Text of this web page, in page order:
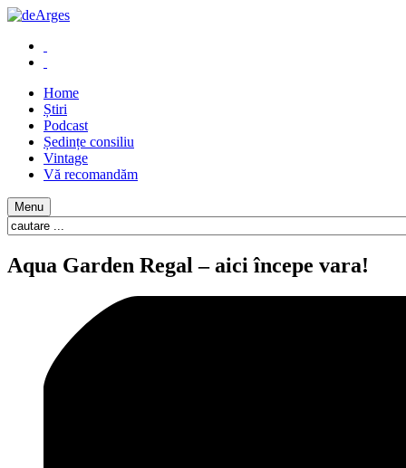
Home
Știri
Podcast
Ședințe consiliu
Vintage
Vă recomandăm
Menu
Aqua Garden Regal – aici începe vara!